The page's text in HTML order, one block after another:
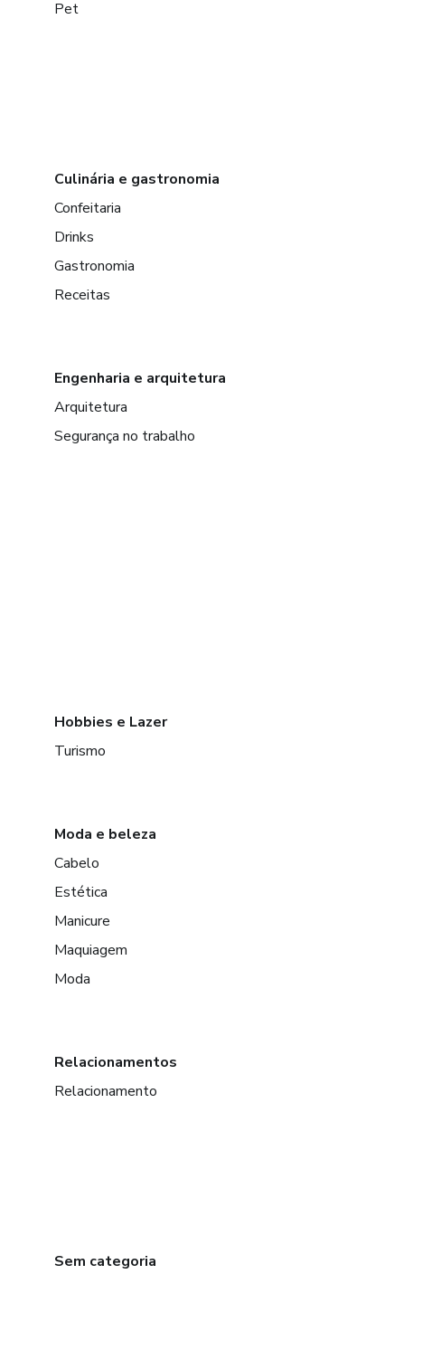
Pet
Culinária e gastronomia
Confeitaria
Drinks
Gastronomia
Receitas
Engenharia e arquitetura
Arquitetura
Segurança no trabalho
Hobbies e Lazer
Turismo
Moda e beleza
Cabelo
Estética
Manicure
Maquiagem
Moda
Relacionamentos
Relacionamento
Sem categoria